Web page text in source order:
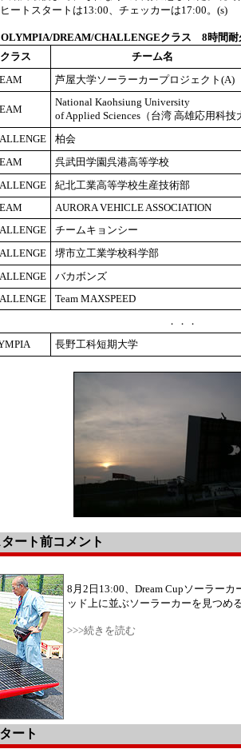
ートスタートは13:00、チェッカーは17:00。(s)
OLYMPIA/DREAM/CHALLENGEクラス 8時間耐
クラス チーム名
芦屋大学ソーラーカープロジェクト(A)
National Kaohsiung University
of Applied Sciences（台湾 高雄応用科技
柏会
呉武田学園呉港高等学校
紀北工業高等学校生産技術部
AURORA VEHICLE ASSOCIATION
チームキョンシー
堺市立工業学校科学部
バカボンズ
Team MAXSPEED
．．．
長野工科短期大学
ート前コメント
8月2日13:00、Dream Cupソーラー
ッド上に並ぶソーラーカーを見つめ
>>>続きを読む
ート